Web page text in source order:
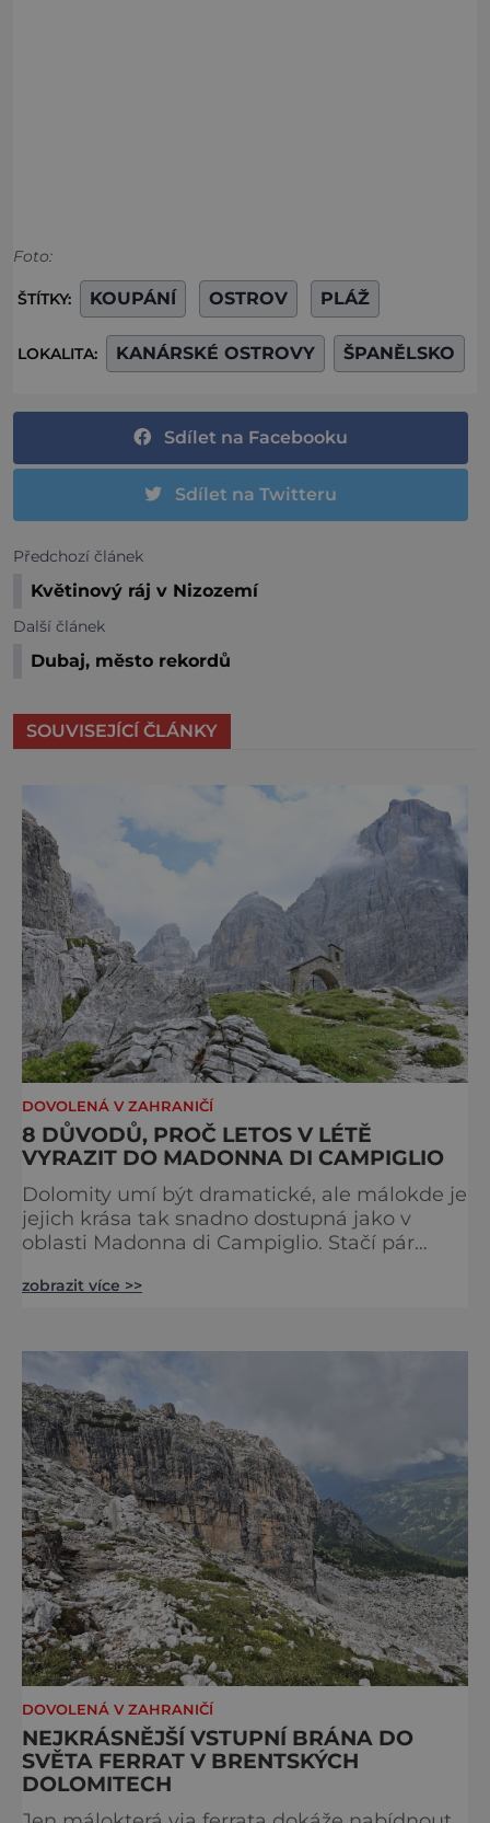
Foto:
ŠTÍTKY: KOUPÁNÍ OSTROV PLÁŽ
LOKALITA: KANÁRSKÉ OSTROVY ŠPANĚLSKO
Sdílet na Facebooku
Sdílet na Twitteru
Předchozí článek
Květinový ráj v Nizozemí
Další článek
Dubaj, město rekordů
SOUVISEJÍCÍ ČLÁNKY
DOVOLENÁ V ZAHRANIČÍ
8 DŮVODŮ, PROČ LETOS V LÉTĚ
VYRAZIT DO MADONNA DI CAMPIGLIO
Dolomity umí být dramatické, ale málokde je
jejich krása tak snadno dostupná jako v
oblasti Madonna di Campiglio. Stačí pár
věžemi, horskými jezery a nekonečnými
dovolenou právě sem. Madonna di
Campiglio uhrane každé ráno, kdy první
paprsky kreslí na vrcholcích Brenty
zobrazit více >>
DOVOLENÁ V ZAHRANIČÍ
NEJKRÁSNĚJŠÍ VSTUPNÍ BRÁNA DO
SVĚTA FERRAT V BRENTSKÝCH
DOLOMITECH